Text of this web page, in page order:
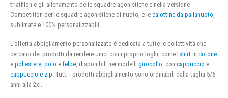
triathlon e gli allenamento delle squadre agonistiche e nella versione
Competition per le squadre agonistiche di nuoto, e le calottine da pallanuoto,
sublimate e 100% personalizzabili
L’offerta abbigliamento personalizzato è dedicata a tutte le collettività che
cercano dei prodotti da rendere unici con i proprio loghi, cometshirt in cotone
e poliestere, polo e felpe, disponibili nei modelli girocollo, con cappuccio e
cappuccio e zip. Tutti i prodotti abbigliamento sono ordinabili dalla taglia 5/6
anni alla 2xl.